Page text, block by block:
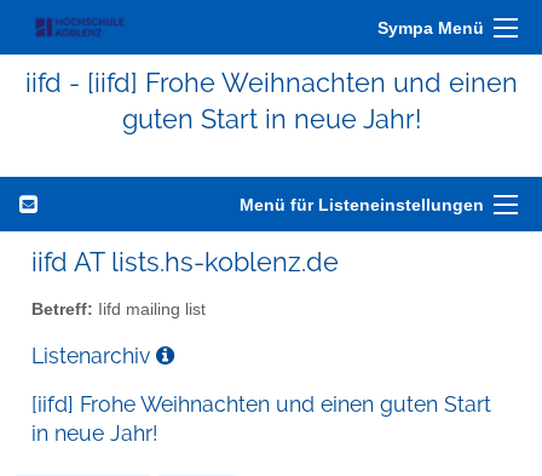
Sympa Menü
iifd - [iifd] Frohe Weihnachten und einen
guten Start in neue Jahr!
Menü für Listeneinstellungen
iifd AT lists.hs-koblenz.de
Betreff: Iifd mailing list
Listenarchiv
[iifd] Frohe Weihnachten und einen guten Start
in neue Jahr!